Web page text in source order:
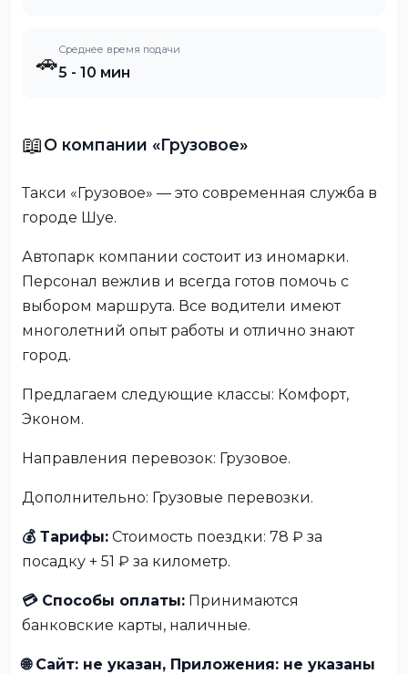
🚗Среднее время подачи
5 - 10 мин
📖О компании «Грузовое»
Такси «Грузовое» — это современная служба в
городе Шуе.
Автопарк компании состоит из иномарки.
Персонал вежлив и всегда готов помочь с
выбором маршрута. Все водители имеют
многолетний опыт работы и отлично знают
город.
Предлагаем следующие классы: Комфорт,
Эконом.
Направления перевозок: Грузовое.
Дополнительно: Грузовые перевозки.
💰 Тарифы: Стоимость поездки: 78 ₽ за
посадку + 51 ₽ за километр.
💳 Способы оплаты: Принимаются
банковские карты, наличные.
🌐 Сайт: не указан, Приложения: не указаны